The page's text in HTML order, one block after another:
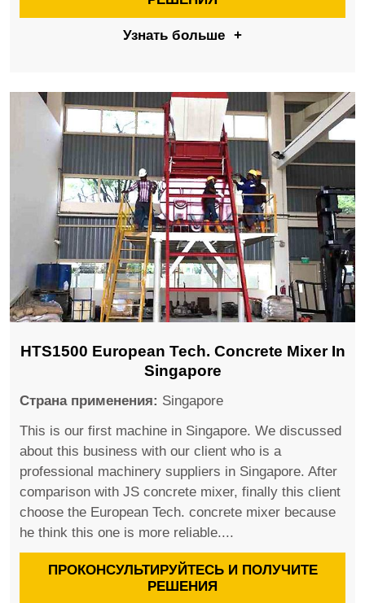
Узнать больше +
HTS1500 European Tech. Concrete Mixer In
Singapore
Страна применения: Singapore
This is our first machine in Singapore. We discussed
about this business with our client who is a
professional machinery suppliers in Singapore. After
comparison with JS concrete mixer, finally this client
choose the European Tech. concrete mixer because
he think this one is more reliable....
ПРОКОНСУЛЬТИРУЙТЕСЬ И ПОЛУЧИТЕ
РЕШЕНИЯ